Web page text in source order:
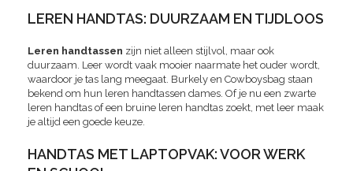
LEREN HANDTAS: DUURZAAM EN TIJDLOOS
Leren handtassen zijn niet alleen stijlvol, maar ook
duurzaam. Leer wordt vaak mooier naarmate het ouder wordt,
waardoor je tas lang meegaat. Burkely en Cowboysbag staan
bekend om hun leren handtassen dames. Of je nu een zwarte
leren handtas of een bruine leren handtas zoekt, met leer maak
je altijd een goede keuze.
HANDTAS MET LAPTOPVAK: VOOR WERK